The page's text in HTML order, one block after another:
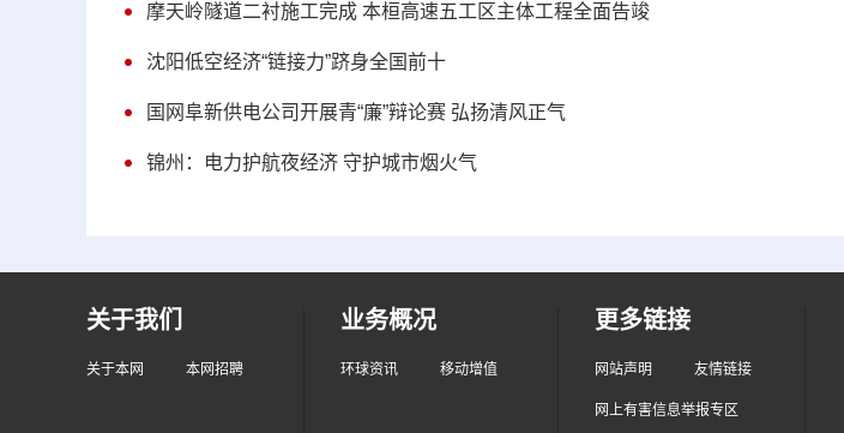
摩天岭隧道二衬施工完成 本桓高速五工区主体工程全面告竣
沈阳低空经济“链接力”跻身全国前十
国网阜新供电公司开展青“廉”辩论赛 弘扬清风正气
锦州：电力护航夜经济 守护城市烟火气
关于我们
关于本网 本网招聘
业务概况
环球资讯 移动增值
更多链接
网站声明 友情链接
网上有害信息举报专区